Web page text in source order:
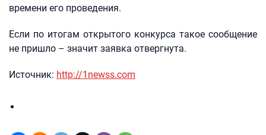
времени его проведения.
Если по итогам открытого конкурса такое сообщение
не пришло – значит заявка отвергнута.
Источник: http://1newss.com